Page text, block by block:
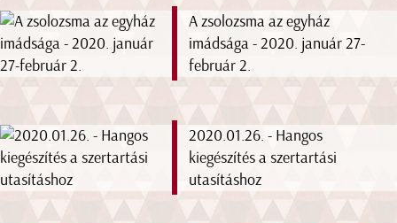
A zsolozsma az egyház
imádsága - 2020. január 27-
február 2.
2020.01.26. - Hangos
kiegészítés a szertartási
utasításhoz